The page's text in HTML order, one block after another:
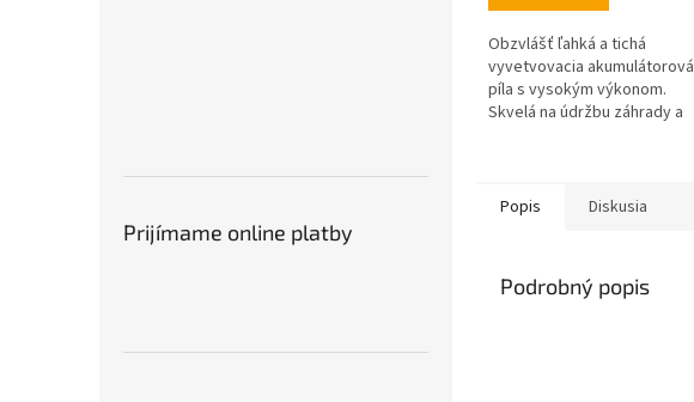
Prijímame online platby
Obzvlášť ľahká a tichá
vyvetvovacia akumulátorová
píla s vysokým výkonom.
Skvelá na údržbu záhrady a
Popis Diskusia
Podrobný popis